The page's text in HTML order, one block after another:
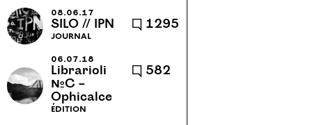
bruxelles
cabane
cannes-et-clairan
caractère
chansons
chronique
clément verceletto
08.06.17
SILO // IPN
journal
🗨 1295
06.07.18
Librarioli
№C –
Ophicalce
édition
🗨 582